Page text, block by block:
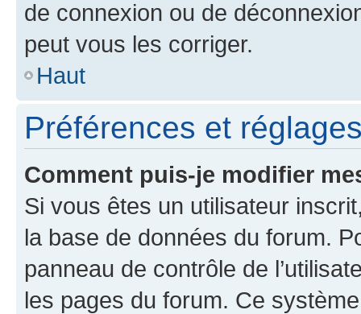
de connexion ou de
peut vous les corriger.
Haut
Préférences et
Comment puis-je modifier
Si vous êtes un utilisateur
la base de données du forum.
panneau de contrôle de
les pages du forum. Ce